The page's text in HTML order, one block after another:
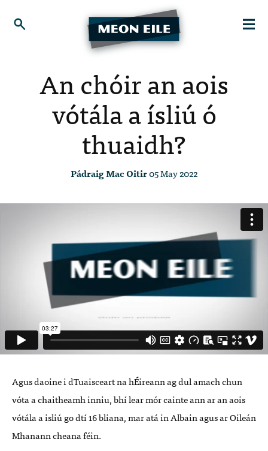
An chóir an aois
vótála a ísliú ó
thuaidh?
Pádraig Mac Oitir05 May 2022
Agus daoine i dTuaisceart na hÉireann ag dul amach chun
vóta a chaitheamh inniu, bhí lear mór cainte ann ar an aois
vótála a isliú go dtí 16 bliana, mar atá in Albain agus ar Oileán
Mhanann cheana féin.